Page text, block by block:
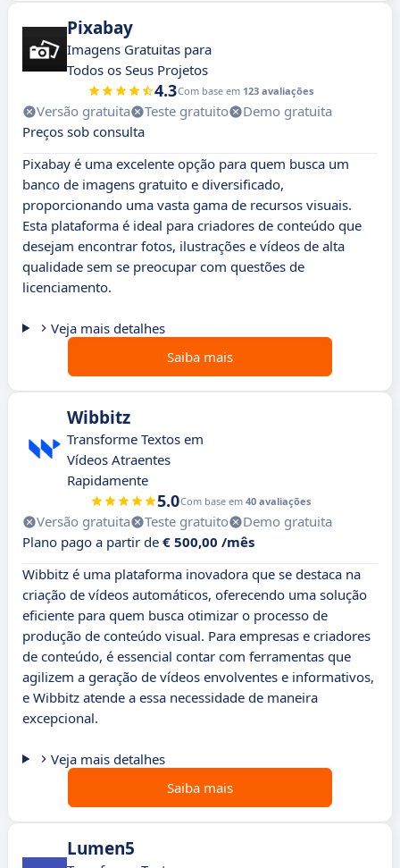
Pixabay
Imagens Gratuitas para
Todos os Seus Projetos
4.3Com base em 123 avaliações
Versão gratuita Teste gratuito
Demo gratuita
Preços sob consulta
Pixabay é uma excelente opção para quem busca um
banco de imagens gratuito e diversificado,
proporcionando uma vasta gama de recursos visuais.
Esta plataforma é ideal para criadores de conteúdo que
desejam encontrar fotos, ilustrações e vídeos de alta
qualidade sem se preocupar com questões de
licenciamento.
Veja mais detalhes
Saiba mais
Wibbitz
Transforme Textos em
Vídeos Atraentes
Rapidamente
5.0Com base em 40 avaliações
Versão gratuita Teste gratuito
Demo gratuita
Plano pago a partir de € 500,00 /mês
Wibbitz é uma plataforma inovadora que se destaca na
criação de vídeos automáticos, oferecendo uma solução
eficiente para quem busca otimizar o processo de
produção de conteúdo visual. Para empresas e criadores
de conteúdo, é essencial contar com ferramentas que
agilizem a geração de vídeos envolventes e informativos,
e Wibbitz atende a essa necessidade de maneira
excepcional.
Veja mais detalhes
Saiba mais
Lumen5